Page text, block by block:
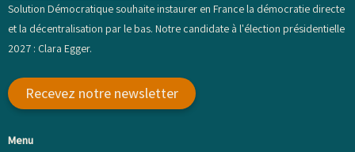
Solution Démocratique souhaite instaurer en France la démocratie directe
et la décentralisation par le bas. Notre candidate à l'élection présidentielle
2027 : Clara Egger.
Recevez notre newsletter
Menu